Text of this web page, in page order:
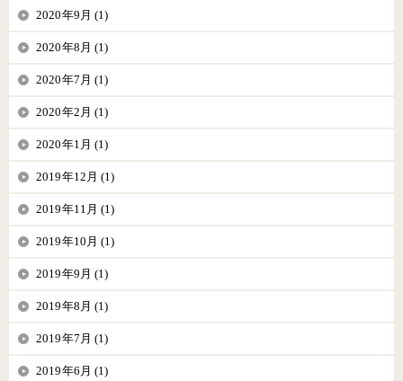
2020年9月 (1)
2020年8月 (1)
2020年7月 (1)
2020年2月 (1)
2020年1月 (1)
2019年12月 (1)
2019年11月 (1)
2019年10月 (1)
2019年9月 (1)
2019年8月 (1)
2019年7月 (1)
2019年6月 (1)